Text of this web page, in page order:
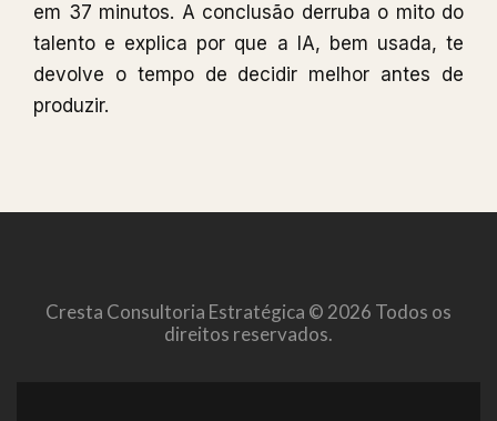
em 37 minutos. A conclusão derruba o mito do
talento e explica por que a IA, bem usada, te
devolve o tempo de decidir melhor antes de
produzir.
Cresta Consultoria Estratégica © 2026 Todos os
direitos reservados.